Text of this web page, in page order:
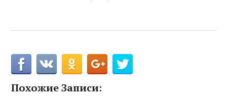
Похожие Записи: